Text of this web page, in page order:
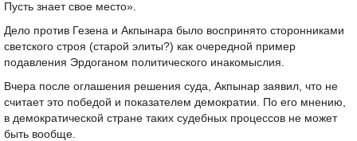
Пусть знает свое место».
Дело против Гезена и Акпынара было воспринято сторонниками
светского строя (старой элиты?) как очередной пример
подавления Эрдоганом политического инакомыслия.
Вчера после оглашения решения суда, Акпынар заявил, что не
считает это победой и показателем демократии. По его мнению,
в демократической стране таких судебных процессов не может
быть вообще.